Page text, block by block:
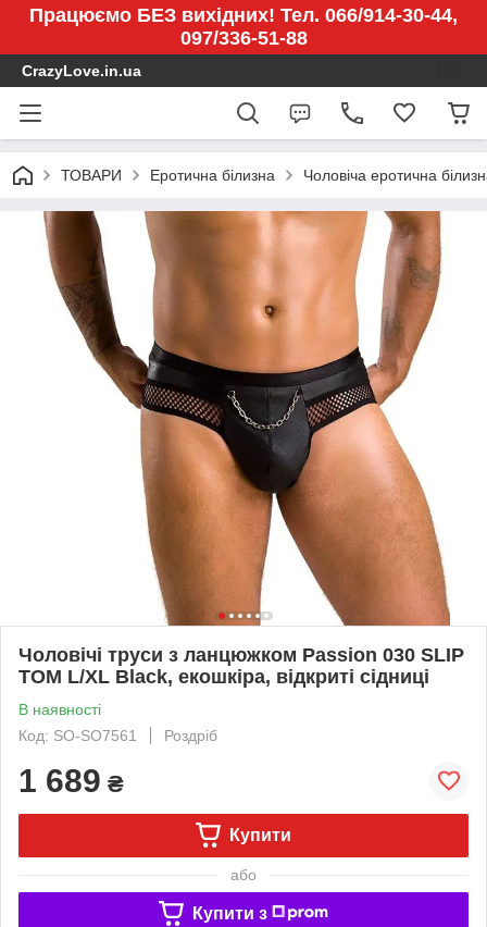
Працюємо БЕЗ вихідних! Тел. 066/914-30-44,
097/336-51-88
CrazyLove.in.ua
ТОВАРИ Еротична білизна Чоловіча еротична
Чоловічі труси з ланцюжком Passion 030 SLIP
TOM L/XL Black, екошкіра, відкриті сідниці
В наявності
Код: SO-SO7561
Роздріб
1 689 ₴
Купити
або
Купити з